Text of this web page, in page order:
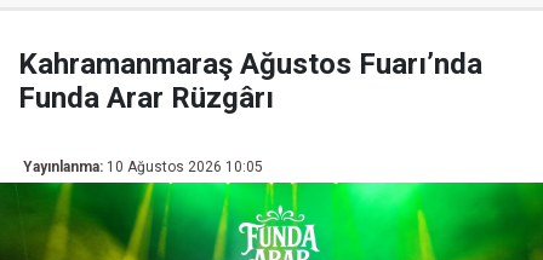
Kahramanmaraş Ağustos Fuarı’nda
Funda Arar Rüzgârı
Yayınlanma: 10 Ağustos 2026 10:05